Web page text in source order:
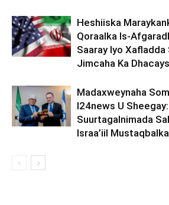
Heshiiska
Qoraalka Is-
Saaray Iyo Xafladda
Jimcaha Ka
Madaxweynaha
I24news U
Suurtagalnimada
Israa’iil